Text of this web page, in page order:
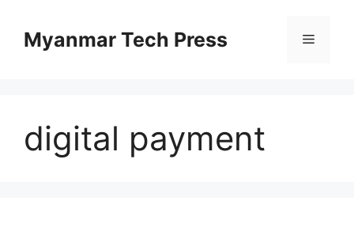
contentMyanmar Tech Press Menu
digital payment